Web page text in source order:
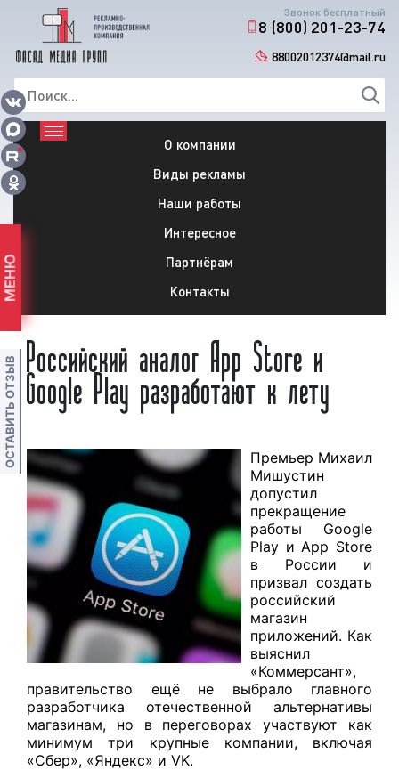
Звонок бесплатный
8 (800) 201-23-74
88002012374@mail.ru
О компании
Виды рекламы
Наши работы
Интересное
Партнёрам
Контакты
Российский аналог App Store и
Google Play разработают к лету
Премьер Михаил
Мишустин
допустил
прекращение
работы Google
Play и App Store
в России и
призвал создать
российский
магазин
приложений. Как
выяснил
«Коммерсант»,
правительство ещё не выбрало главного
разработчика отечественной альтернативы
магазинам, но в переговорах участвуют как
минимум три крупные компании, включая
«Сбер», «Яндекс» и VK.
МЕНЮ
ОСТАВИТЬ ОТЗЫВ